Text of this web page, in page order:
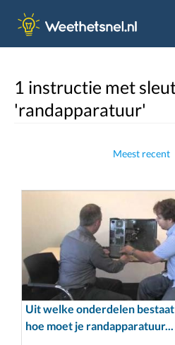
1 instructie met
'randapparatuur'
Meest recent
Uit welke onderdelen bestaat
hoe moet je randapparatuur...